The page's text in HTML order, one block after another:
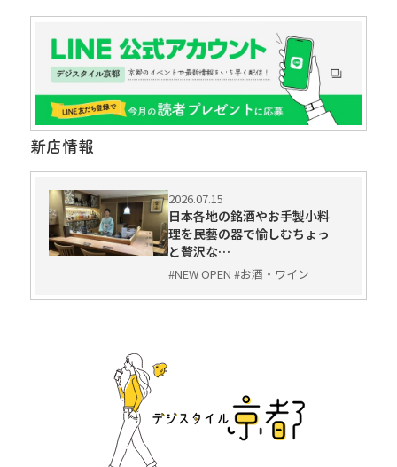
新店情報
2026.07.15
日本各地の銘酒やお手製小料
理を民藝の器で愉しむちょっ
と贅沢な…
#NEW OPEN #お酒・ワイン